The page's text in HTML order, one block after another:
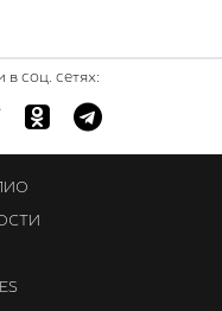
в соц. сетях: